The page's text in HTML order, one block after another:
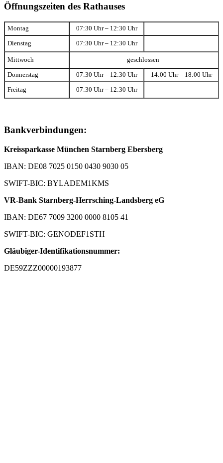
Öffnungszeiten des Rathauses
Montag 07:30 Uhr – 12:30 Uhr
Dienstag 07:30 Uhr – 12:30 Uhr
Mittwoch geschlossen
Donnerstag 07:30 Uhr – 12:30 Uhr 14:00 Uhr – 18:00 Uhr
Freitag 07:30 Uhr – 12:30 Uhr
Bankverbindungen:
Kreissparkasse München Starnberg Ebersberg
IBAN: DE08 7025 0150 0430 9030 05
SWIFT-BIC: BYLADEM1KMS
VR-Bank Starnberg-Herrsching-Landsberg eG
IBAN: DE67 7009 3200 0000 8105 41
SWIFT-BIC: GENODEF1STH
Gläubiger-Identifikationsnummer:
DE59ZZZ00000193877